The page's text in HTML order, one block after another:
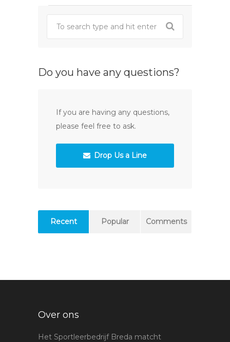
Do you have any questions?
If you are having any questions,
please feel free to ask.
Drop Us a Line
Recent Popular Comments
Over ons
Het Sportleerbedrijf Breda matcht